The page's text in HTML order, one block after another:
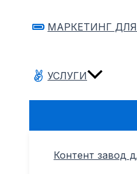
МАРКЕТИНГ
УСЛУГИ
Контент завод